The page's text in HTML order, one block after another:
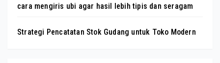
cara mengiris ubi agar hasil lebih tipis dan seragam
Strategi Pencatatan Stok Gudang untuk Toko Modern